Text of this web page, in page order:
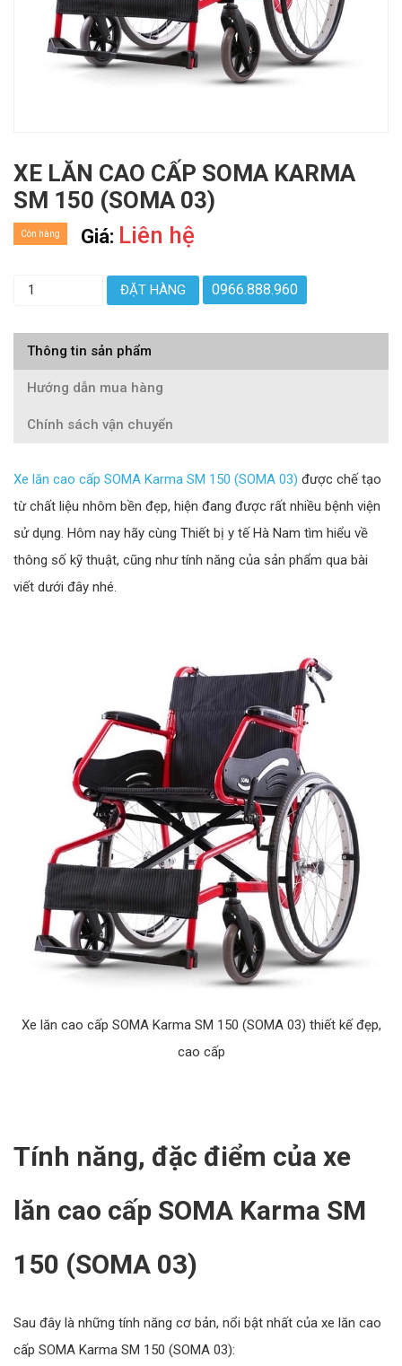
​​​​​​​XE LĂN CAO CẤP SOMA KARMA
SM 150 (SOMA 03)
Giá: Liên hệ
Còn hàng
ĐẶT HÀNG 0966.888.960
Thông tin sản phẩm
Hướng dẫn mua hàng
Chính sách vận chuyển
Xe lăn cao cấp SOMA Karma SM 150 (SOMA 03) được chế tạo
từ chất liệu nhôm bền đẹp, hiện đang được rất nhiều bệnh viện
sử dụng. Hôm nay hãy cùng Thiết bị y tế Hà Nam tìm hiểu về
thông số kỹ thuật, cũng như tính năng của sản phẩm qua bài
viết dưới đây nhé.
Xe lăn cao cấp SOMA Karma SM 150 (SOMA 03) thiết kế đẹp,
cao cấp
Tính năng, đặc điểm của xe
lăn cao cấp SOMA Karma SM
150 (SOMA 03)
Sau đây là những tính năng cơ bản, nổi bật nhất của xe lăn cao
cấp SOMA Karma SM 150 (SOMA 03):